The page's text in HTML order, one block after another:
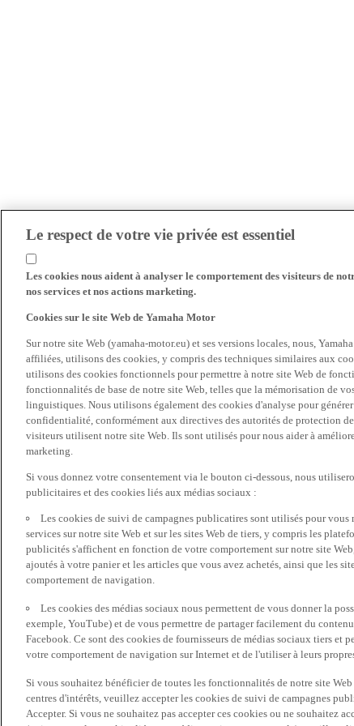
Le respect de votre vie privée est essentiel
Les cookies nous aident à analyser le comportement des visiteurs de
nos services et nos actions marketing.
Cookies sur le site Web de Yamaha Motor
Sur notre site Web (yamaha-motor.eu) et ses versions locales, nous,
affiliées, utilisons des cookies, y compris des techniques similaires aux
utilisons des cookies fonctionnels pour permettre à notre site Web de
fonctionnalités de base de notre site Web, telles que la mémorisation de
linguistiques. Nous utilisons également des cookies d'analyse pour
confidentialité, conformément aux directives des autorités de protection
visiteurs utilisent notre site Web. Ils sont utilisés pour nous aider à
marketing.
Si vous donnez votre consentement via le bouton ci-dessous, nous
publicitaires et des cookies liés aux médias sociaux :
Les cookies de suivi de campagnes publicatires sont utilisés pour
services sur notre site Web et sur les sites Web de tiers, y compris les
publicités s'affichent en fonction de votre comportement sur notre site
ajoutés à votre panier et les articles que vous avez achetés, ainsi que les
comportement de navigation.
Les cookies des médias sociaux nous permettent de vous donner la
exemple, YouTube) et de vous permettre de partager facilement du
Facebook. Ce sont des cookies de fournisseurs de médias sociaux tiers et
votre comportement de navigation sur Internet et de l'utiliser à leurs
Si vous souhaitez bénéficier de toutes les fonctionnalités de notre site
centres d'intérêts, veuillez accepter les cookies de suivi de campagnes
Accepter. Si vous ne souhaitez pas accepter ces cookies ou ne souhaitez